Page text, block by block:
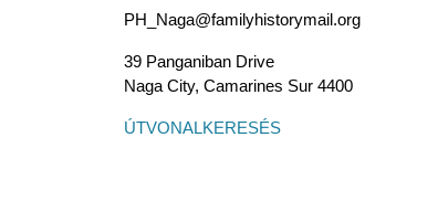
PH_Naga@familyhistorymail.org
39 Panganiban Drive
Naga City, Camarines Sur 4400
ÚTVONALKERESÉS